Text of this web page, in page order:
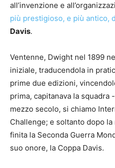
all’invenzione e
più prestigioso, e più antico,
Davis.
Ventenne, Dwight nel 1899
iniziale, traducendola in
prime due edizioni,
prima, capitanava la squadra
mezzo secolo, si chiamo
Challenge; e soltanto dopo
finita la Seconda Guerra
suo onore, la Coppa Davis.